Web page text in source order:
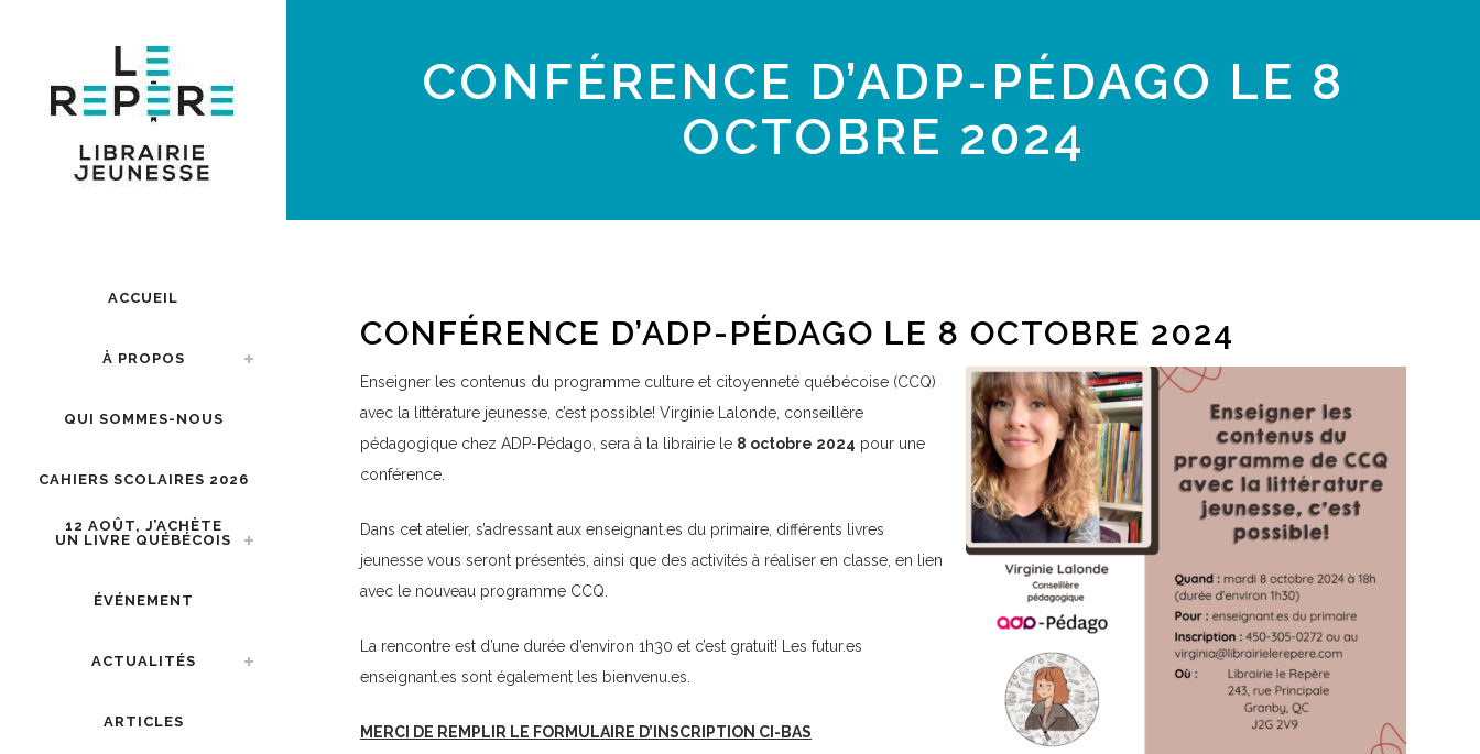
ACCUEIL
À PROPOS
QUI SOMMES-NOUS
CAHIERS SCOLAIRES 2026
12 AOÛT, J’ACHÈTE
UN LIVRE QUÉBÉCOIS
ÉVÉNEMENT
ACTUALITÉS
ARTICLES
CONFÉRENCE D’ADP-PÉDAGO LE 8
OCTOBRE 2024
CONFÉRENCE D’ADP-PÉDAGO LE 8 OCTOBRE 2024
Enseigner les contenus du programme culture et citoyenneté québécoise (CCQ)
avec la littérature jeunesse, c’est possible! Virginie Lalonde, conseillère
pédagogique chez ADP-Pédago, sera à la librairie le 8 octobre 2024 pour une
conférence.
Dans cet atelier, s’adressant aux enseignant.es du primaire, différents livres
jeunesse vous seront présentés, ainsi que des activités à réaliser en classe, en lien
avec le nouveau programme CCQ.
La rencontre est d’une durée d’environ 1h30 et c’est gratuit! Les futur.es
enseignant.es sont également les bienvenu.es.
MERCI DE REMPLIR LE FORMULAIRE D’INSCRIPTION CI-BAS